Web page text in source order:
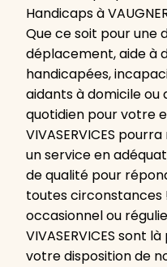
Handicaps à
Que ce soit pour une
déplacement, aide à
handicapées,
aidants à domicile ou
quotidien pour votre
VIVASERVICES
un service en
de qualité pour
toutes circonstances
occasionnel ou
VIVASERVICES sont
votre disposition de